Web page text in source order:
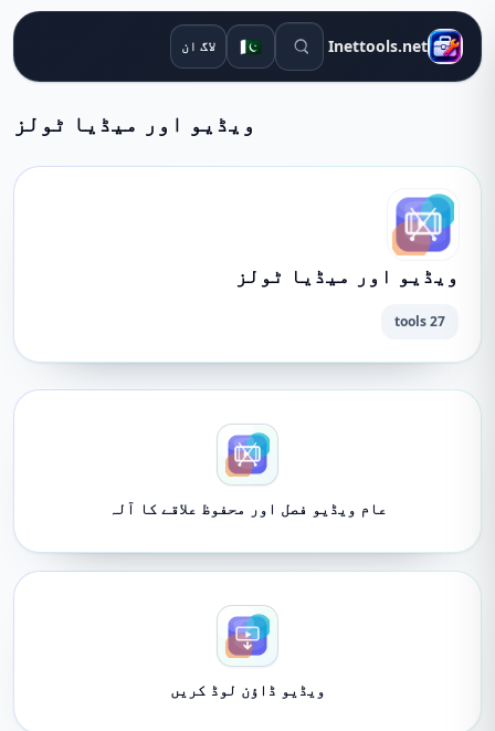
Inettools.net تلاش کے اوزار
🇵🇰 لاگ ان
ویڈیو اور میڈیا ٹولز
ویڈیو اور میڈیا ٹولز
27 tools
عام ویڈیو فصل اور محفوظ علاقے کا آلہ
ویڈیو ڈاؤن لوڈ کریں